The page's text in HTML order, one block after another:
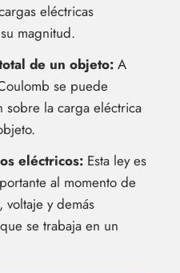
eléctricas
magnitud.
de un objeto: A
se puede
sobre la carga eléctrica
eléctricos: Esta ley es
al momento de
voltaje y demás
se trabaja en un